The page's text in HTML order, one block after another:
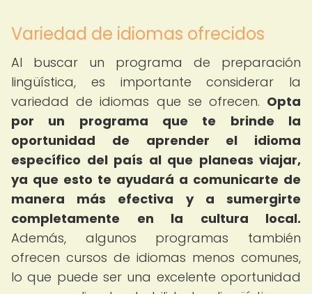
Variedad de idiomas ofrecidos
Al buscar un programa de preparación
lingüística, es importante considerar la
variedad de idiomas que se ofrecen. Opta
por un programa que te brinde la
oportunidad de aprender el idioma
específico del país al que planeas viajar,
ya que esto te ayudará a comunicarte de
manera más efectiva y a sumergirte
completamente en la cultura local.
Además, algunos programas también
ofrecen cursos de idiomas menos comunes,
lo que puede ser una excelente oportunidad